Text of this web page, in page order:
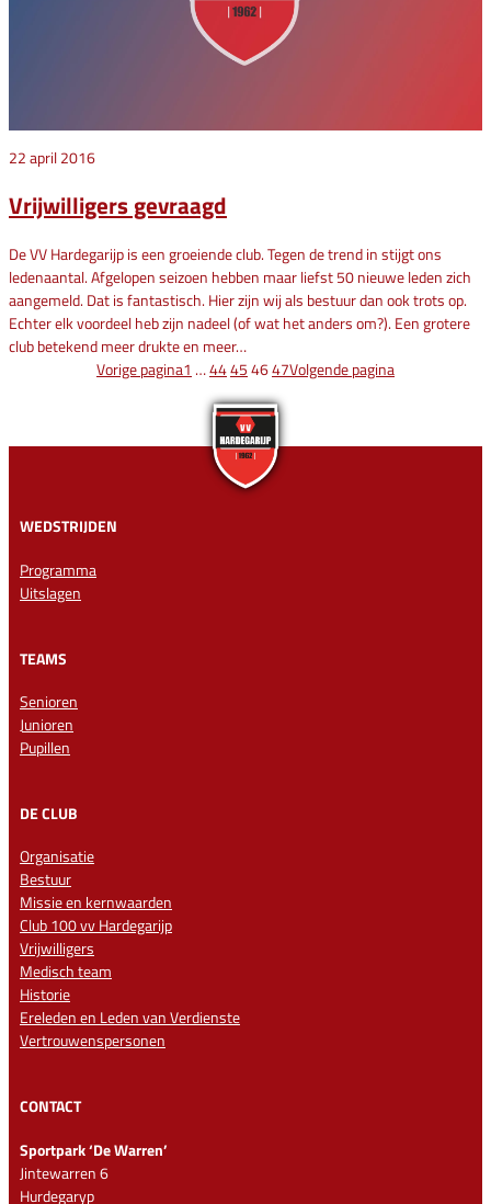
22 april 2016
Vrijwilligers gevraagd
De VV Hardegarijp is een groeiende club. Tegen de trend in stijgt ons
ledenaantal. Afgelopen seizoen hebben maar liefst 50 nieuwe leden zich
aangemeld. Dat is fantastisch. Hier zijn wij als bestuur dan ook trots op.
Echter elk voordeel heb zijn nadeel (of wat het anders om?). Een grotere
club betekend meer drukte en meer…
Vorige pagina1 …44454647Volgende pagina
WEDSTRIJDEN
Programma
Uitslagen
TEAMS
Senioren
Junioren
Pupillen
DE CLUB
Organisatie
Bestuur
Missie en kernwaarden
Club 100 vv Hardegarijp
Vrijwilligers
Medisch team
Historie
Ereleden en Leden van Verdienste
Vertrouwenspersonen
CONTACT
Sportpark ‘De Warren’
Jintewarren 6
Hurdegaryp